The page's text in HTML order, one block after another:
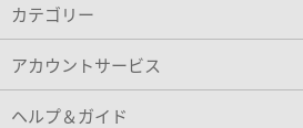
カテゴリー
アカウントサービス
ヘルプ＆ガイド